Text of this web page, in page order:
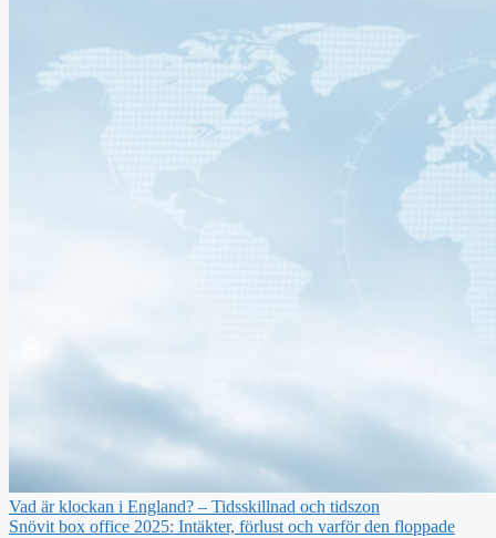
Vad är klockan i England? – Tidsskillnad och tidszon
Snövit box office 2025: Intäkter, förlust och varför den floppade